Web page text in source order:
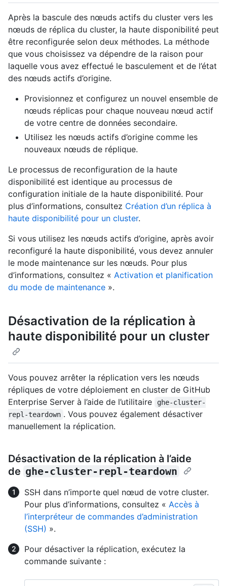
Après la bascule des nœuds actifs du cluster vers les
nœuds de réplica du cluster, la haute disponibilité peut
être reconfigurée selon deux méthodes. La méthode
que vous choisissez va dépendre de la raison pour
laquelle vous avez effectué le basculement et de l’état
des nœuds actifs d’origine.
Provisionnez et configurez un nouvel ensemble de
nœuds réplicas pour chaque nouveau nœud actif
de votre centre de données secondaire.
Utilisez les nœuds actifs d’origine comme les
nouveaux nœuds de réplique.
Le processus de reconfiguration de la haute
disponibilité est identique au processus de
configuration initiale de la haute disponibilité. Pour
plus d’informations, consultez Création d’un réplica à
haute disponibilité pour un cluster.
Si vous utilisez les nœuds actifs d’origine, après avoir
reconfiguré la haute disponibilité, vous devez annuler
le mode maintenance sur les nœuds. Pour plus
d’informations, consultez « Activation et planification
du mode de maintenance ».
Désactivation de la réplication à
haute disponibilité pour un cluster
Vous pouvez arrêter la réplication vers les nœuds
répliques de votre déploiement en cluster de GitHub
Enterprise Server à l’aide de l’utilitaire
ghe-cluster-
repl-teardown . Vous pouvez également désactiver
manuellement la réplication.
Désactivation de la réplication à l’aide
de ghe-cluster-repl-teardown
SSH dans n’importe quel nœud de votre cluster.
Pour plus d’informations, consultez « Accès à
l’interpréteur de commandes d’administration
(SSH) ».
Pour désactiver la réplication, exécutez la
commande suivante :